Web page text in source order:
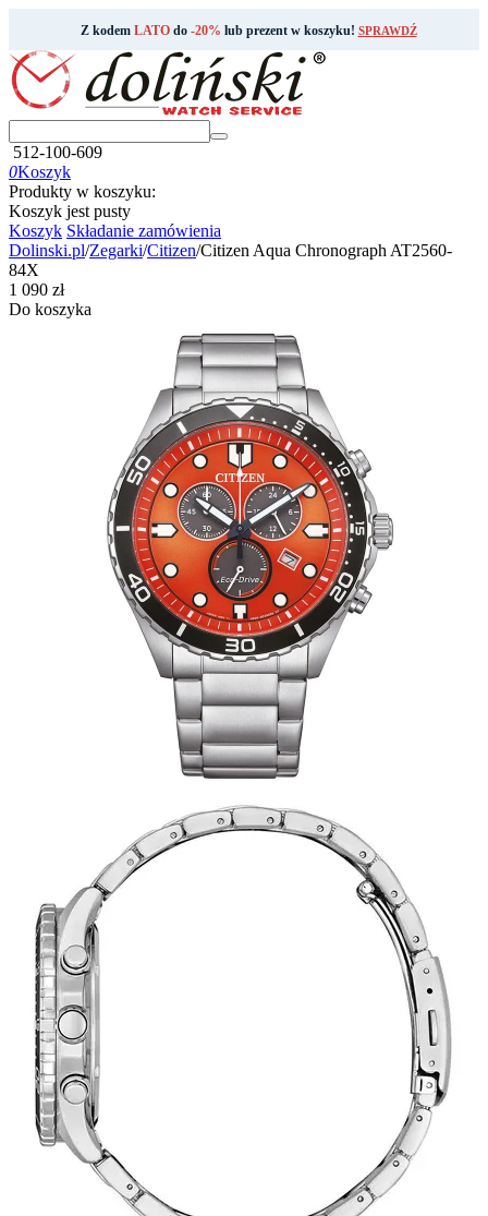
Z kodem LATOdo -20% lub prezent w koszyku! SPRAWDŹ
512-100-609
0Koszyk
Produkty w koszyku:
Koszyk jest pusty
Koszyk Składanie zamówienia
Dolinski.pl/Zegarki/Citizen/Citizen Aqua Chronograph AT2560-
84X
‍1 090‍ zł
Do koszyka